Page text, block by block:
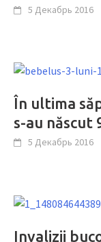
5 Декабрь 2016
În ultima
s-au născut
5 Декабрь 2016
Invalizii